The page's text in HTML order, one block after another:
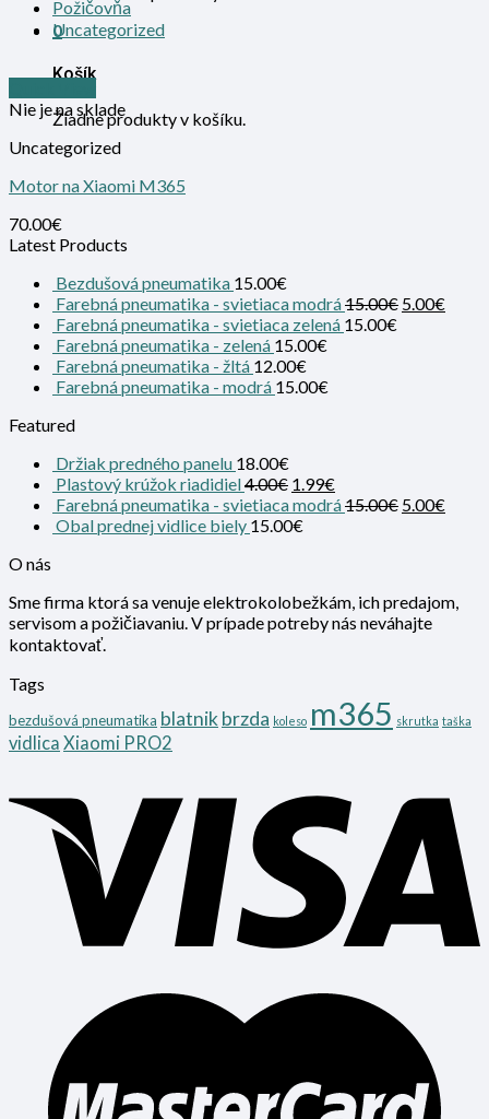
0
Košík
Žiadne produkty v košíku.
Požičovňa
Uncategorized
Nie je na sklade
Uncategorized
Motor na Xiaomi M365
70.00€
Latest Products
Bezdušová pneumatika 15.00€
Farebná pneumatika - svietiaca modrá15.00€ 5.00€
Farebná pneumatika - svietiaca zelená 15.00€
Farebná pneumatika - zelená 15.00€
Farebná pneumatika - žltá 12.00€
Farebná pneumatika - modrá 15.00€
Featured
Držiak predného panelu 18.00€
Plastový krúžok riadidiel4.00€ 1.99€
Farebná pneumatika - svietiaca modrá15.00€ 5.00€
Obal prednej vidlice biely 15.00€
O nás
Sme firma ktorá sa venuje elektrokolobežkám, ich predajom,
servisom a požičiavaniu. V prípade potreby nás neváhajte
kontaktovať.
Tags
bezdušová pneumatika blatnik brzda koleso m365 skrutka taška
vidlica Xiaomi PRO2